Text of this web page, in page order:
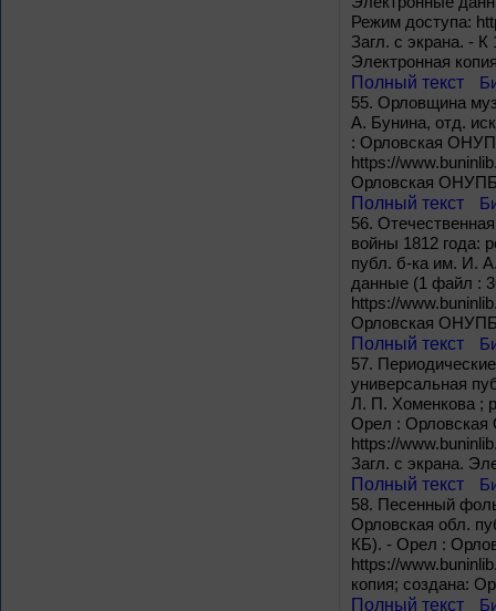
Режим доступа:
Загл. с экрана. -
Электронная
Полный текст
55. Орловщина
А. Бунина, отд.
: Орловская
https://
Орловская
Полный текст
56.
войны 1812 года:
публ. б-ка им. И.
данные (1 файл :
https://
Орловская
Полный текст
57.
универсальная
Л. П. Хоменкова ;
Орел :
https://
Загл. с экрана.
Полный текст
58. Песенный
Орловская обл.
КБ). - Орел :
https://
копия; создана:
Полный текст